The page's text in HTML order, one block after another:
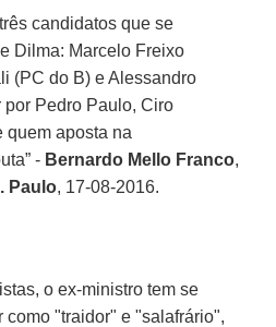
candidatos que se
Dilma: Marcelo Freixo
(PC do B) e Alessandro
por Pedro Paulo, Ciro
quem aposta na
- Bernardo Mello Franco,
Paulo, 17-08-2016.
o ex-ministro tem se
como "traidor" e "salafrário",